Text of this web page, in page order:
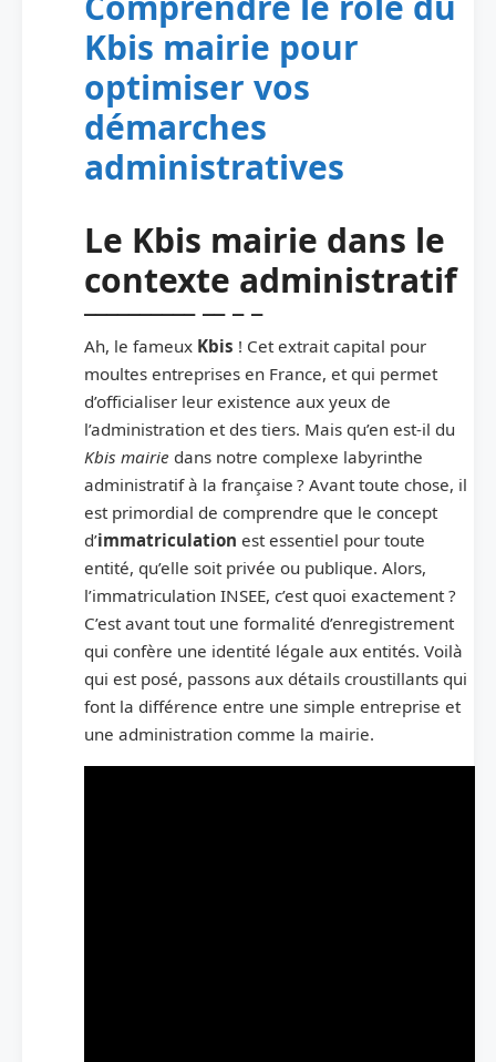
Kbis mairie pour
optimiser vos
démarches
administratives
Le Kbis mairie dans le
contexte administratif
Ah, le fameux Kbis ! Cet extrait capital pour
moultes entreprises en France, et qui permet
d’officialiser leur existence aux yeux de
l’administration et des tiers. Mais qu’en est-il du
Kbis mairie dans notre complexe labyrinthe
administratif à la française ? Avant toute chose, il
est primordial de comprendre que le concept
d’immatriculation est essentiel pour toute
entité, qu’elle soit privée ou publique. Alors,
l’immatriculation INSEE, c’est quoi exactement ?
C’est avant tout une formalité d’enregistrement
qui confère une identité légale aux entités. Voilà
qui est posé, passons aux détails croustillants qui
font la différence entre une simple entreprise et
une administration comme la mairie.